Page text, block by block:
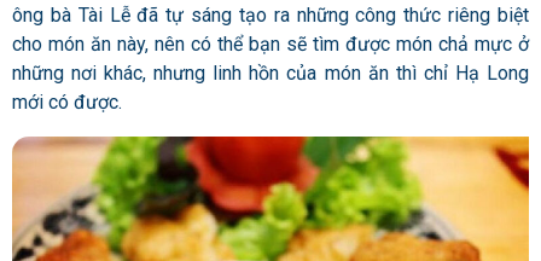
ông bà Tài Lễ đã tự sáng tạo ra những công thức riêng biệt
cho món ăn này, nên có thể bạn sẽ tìm được món chả mực ở
những nơi khác, nhưng linh hồn của món ăn thì chỉ Hạ Long
mới có được.